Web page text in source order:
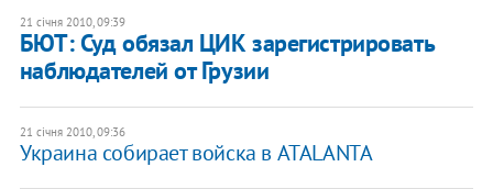
21 січня 2010, 09:39
БЮТ: Суд обязал ЦИК зарегистрировать
наблюдателей от Грузии
21 січня 2010, 09:36
Украина собирает войска в ATALANTA